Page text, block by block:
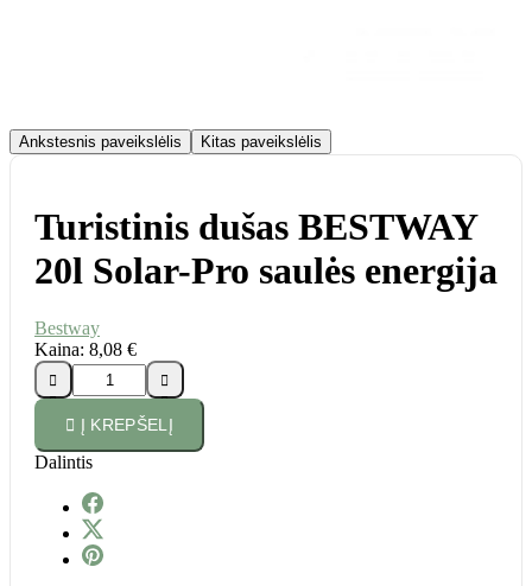
Ankstesnis paveikslėlis Kitas paveikslėlis
Turistinis dušas BESTWAY
20l Solar-Pro saulės energija
Bestway
Kaina: 8,08 €


 Į KREPŠELĮ
Dalintis